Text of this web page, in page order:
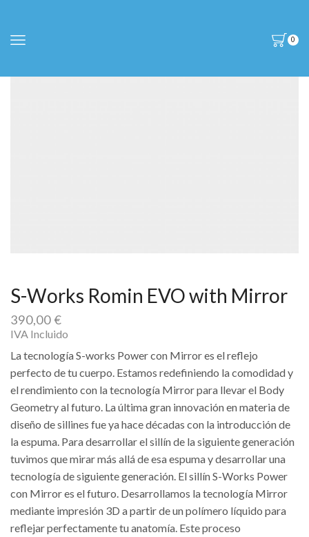
0
S-Works Romin EVO with Mirror
390,00€
IVA Incluido
La tecnología S-works Power con Mirror es el reflejo
perfecto de tu cuerpo. Estamos redefiniendo la comodidad y
el rendimiento con la tecnología Mirror para llevar el Body
Geometry al futuro. La última gran innovación en materia de
diseño de sillines fue ya hace décadas con la introducción de
la espuma. Para desarrollar el sillín de la siguiente generación
tuvimos que mirar más allá de esa espuma y desarrollar una
tecnología de siguiente generación. El sillín S-Works Power
con Mirror es el futuro. Desarrollamos la tecnología Mirror
mediante impresión 3D a partir de un polímero líquido para
reflejar perfectamente tu anatomía. Este proceso